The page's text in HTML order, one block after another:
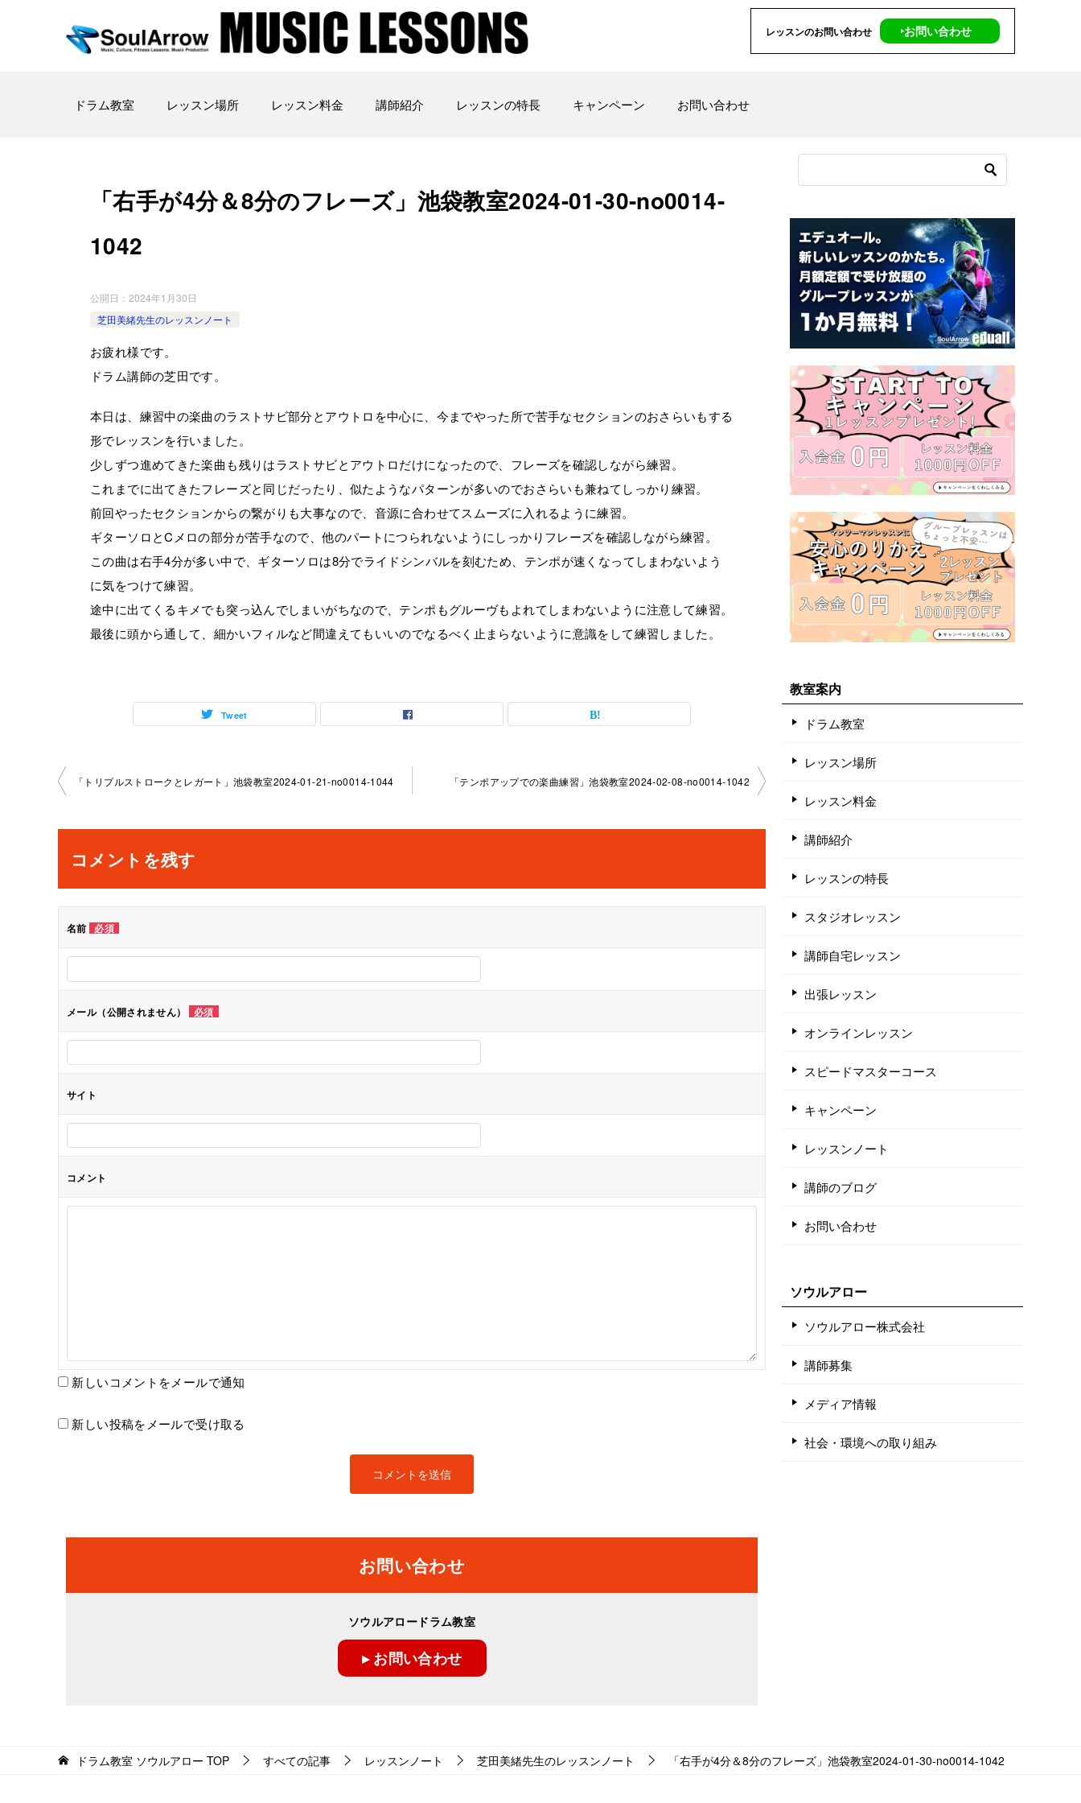
レッスンのお問い合わせ ‣お問い合わせ
ドラム教室 レッスン場所 レッスン料金 講師紹介 レッスンの特長 キャンペーン お問い合わせ
「右手が4分＆8分のフレーズ」池袋教室2024-01-30-no0014-
1042
公開日： 2024年1月30日
芝田美緒先生のレッスンノート
お疲れ様です。
ドラム講師の芝田です。
本日は、練習中の楽曲のラストサビ部分とアウトロを中心に、今までやった所で苦手なセクションのおさらいもする
形でレッスンを行いました。
少しずつ進めてきた楽曲も残りはラストサビとアウトロだけになったので、フレーズを確認しながら練習。
これまでに出てきたフレーズと同じだったり、似たようなパターンが多いのでおさらいも兼ねてしっかり練習。
前回やったセクションからの繋がりも大事なので、音源に合わせてスムーズに入れるように練習。
ギターソロとCメロの部分が苦手なので、他のパートにつられないようにしっかりフレーズを確認しながら練習。
この曲は右手4分が多い中で、ギターソロは8分でライドシンバルを刻むため、テンポが速くなってしまわないよう
に気をつけて練習。
途中に出てくるキメでも突っ込んでしまいがちなので、テンポもグルーヴもよれてしまわないように注意して練習。
最後に頭から通して、細かいフィルなど間違えてもいいのでなるべく止まらないように意識をして練習しました。
Tweet
投
ナ
ビ
ゲ
ー
シ
ョ
「トリプルストロークとレガート」池袋教室2024-01-21-no0014-1044 「テンポアップでの楽曲練習」池袋教室2024-02-08-no0014-1042
コメントを残す
名前 必須
メール（公開されません） 必須
サイト
コメント
新しいコメントをメールで通知
新しい投稿をメールで受け取る
お問い合わせ
ソウルアロードラム教室
▸ お問い合わせ
教室案内
ドラム教室
レッスン場所
レッスン料金
講師紹介
レッスンの特長
スタジオレッスン
講師自宅レッスン
出張レッスン
オンラインレッスン
スピードマスターコース
キャンペーン
レッスンノート
講師のブログ
お問い合わせ
ソウルアロー
ソウルアロー株式会社
講師募集
メディア情報
社会・環境への取り組み
ドラム教室 ソウルアロー TOP すべての記事 レッスンノート 芝田美緒先生のレッスンノート 「右手が4分＆8分のフレーズ」池袋教室2024-01-30-no0014-1042